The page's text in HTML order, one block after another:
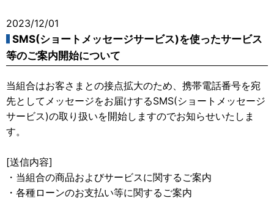
2023/12/01
SMS(ショートメッセージサービス)を使ったサービス
等のご案内開始について
当組合はお客さまとの接点拡大のため、携帯電話番号を宛
先としてメッセージをお届けするSMS(ショートメッセージ
サービス)の取り扱いを開始しますのでお知らせいたしま
す。
[送信内容]
・当組合の商品およびサービスに関するご案内
・各種ローンのお支払い等に関するご案内